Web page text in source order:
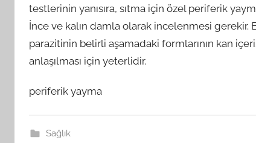
testlerinin yanısıra, sıtma için özel periferik
İnce ve kalın damla olarak incelenmesi gerekir.
parazitinin belirli aşamadaki formlarının kan
anlaşılması için yeterlidir.
periferik yayma
Sağlık